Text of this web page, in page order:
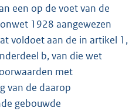
een op de voet van de
1928 aangewezen
voldoet aan de in artikel 1,
b, van die wet
met
van de daarop
gebouwde